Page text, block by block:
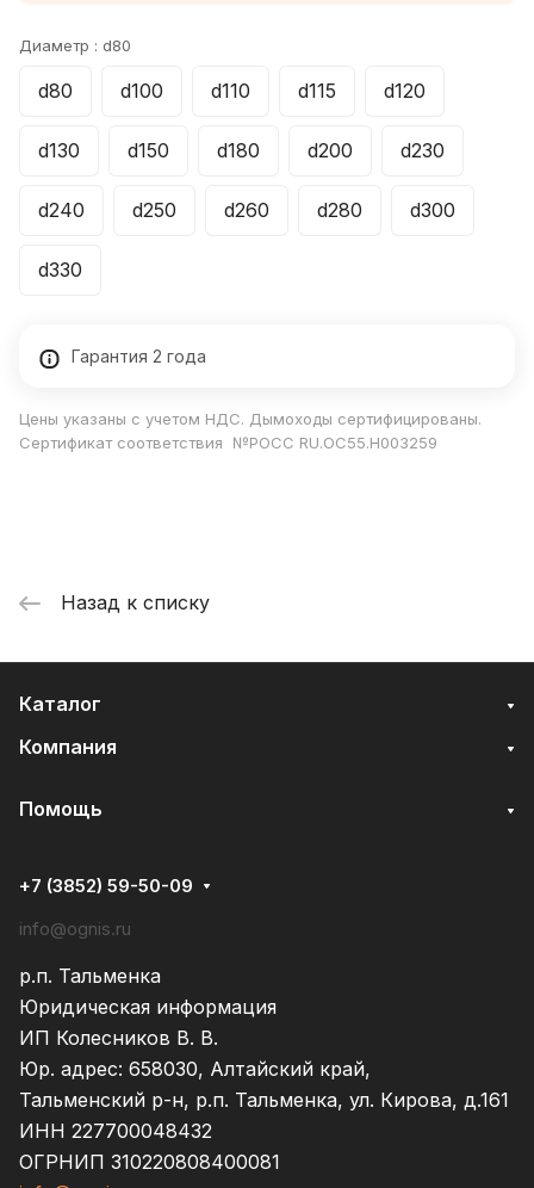
Диаметр : d80
d80 d100 d110 d115 d120
d130 d150 d180 d200 d230
d240 d250 d260 d280 d300
d330
Гарантия 2 года
Цены указаны с учетом НДС. Дымоходы сертифицированы.
Сертификат соответствия №РОСС RU.ОС55.Н003259
Назад к списку
Каталог
Компания
Помощь
+7 (3852) 59-50-09
info@ognis.ru
р.п. Тальменка
Юридическая информация
ИП Колесников В. В.
Юр. адрес: 658030, Алтайский край,
Тальменский р-н, р.п. Тальменка, ул. Кирова, д.161
ИНН 227700048432
ОГРНИП 310220808400081